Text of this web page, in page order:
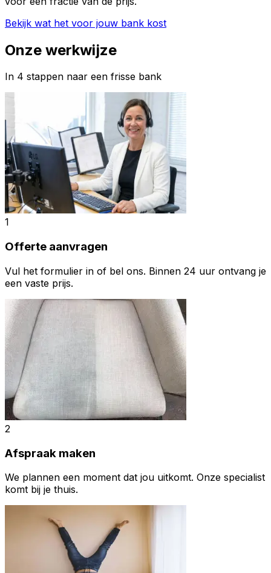
Bekijk wat het voor jouw bank kost
Onze werkwijze
In 4 stappen naar een frisse bank
1
Offerte aanvragen
Vul het formulier in of bel ons. Binnen 24 uur ontvang je
een vaste prijs.
2
Afspraak maken
We plannen een moment dat jou uitkomt. Onze specialist
komt bij je thuis.